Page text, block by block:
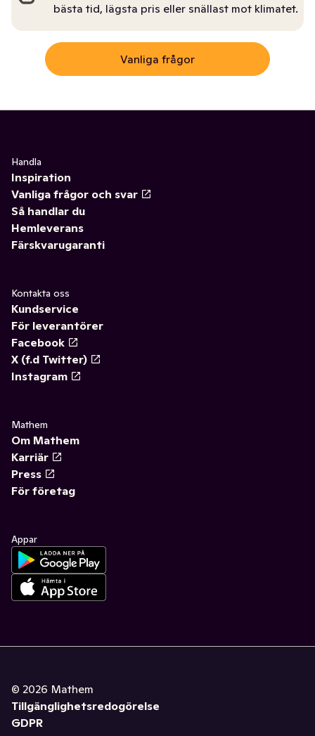
bästa tid, lägsta pris eller snällast mot klimatet.
Vanliga frågor
Handla
Inspiration
Vanliga frågor och svar
Så handlar du
Hemleverans
Färskvarugaranti
Kontakta oss
Kundservice
För leverantörer
Facebook
X (f.d Twitter)
Instagram
Mathem
Om Mathem
Karriär
Press
För företag
Appar
© 2026 Mathem
Tillgänglighetsredogörelse
GDPR